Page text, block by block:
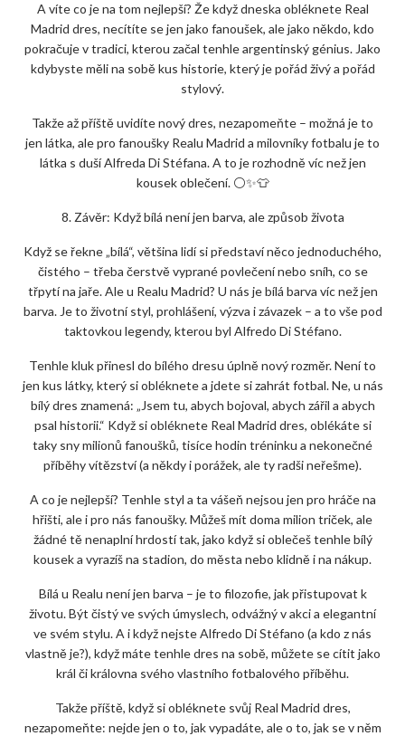
A víte co je na tom nejlepší? Že když dneska obléknete Real
Madrid dres, necítíte se jen jako fanoušek, ale jako někdo, kdo
pokračuje v tradici, kterou začal tenhle argentinský génius. Jako
kdybyste měli na sobě kus historie, který je pořád živý a pořád
stylový.
Takže až příště uvidíte nový dres, nezapomeňte – možná je to
jen látka, ale pro fanoušky Realu Madrid a milovníky fotbalu je to
látka s duší Alfreda Di Stéfana. A to je rozhodně víc než jen
kousek oblečení. ⚪✨👕
8. Závěr: Když bílá není jen barva, ale způsob života
Když se řekne „bílá“, většina lidí si představí něco jednoduchého,
čistého – třeba čerstvě vyprané povlečení nebo sníh, co se
třpytí na jaře. Ale u Realu Madrid? U nás je bílá barva víc než jen
barva. Je to životní styl, prohlášení, výzva i závazek – a to vše pod
taktovkou legendy, kterou byl Alfredo Di Stéfano.
Tenhle kluk přinesl do bílého dresu úplně nový rozměr. Není to
jen kus látky, který si obléknete a jdete si zahrát fotbal. Ne, u nás
bílý dres znamená: „Jsem tu, abych bojoval, abych zářil a abych
psal historii.“ Když si obléknete Real Madrid dres, oblékáte si
taky sny milionů fanoušků, tisíce hodin tréninku a nekonečné
příběhy vítězství (a někdy i porážek, ale ty radši neřešme).
A co je nejlepší? Tenhle styl a ta vášeň nejsou jen pro hráče na
hřišti, ale i pro nás fanoušky. Můžeš mít doma milion triček, ale
žádné tě nenaplní hrdostí tak, jako když si oblečeš tenhle bílý
kousek a vyrazíš na stadion, do města nebo klidně i na nákup.
Bílá u Realu není jen barva – je to filozofie, jak přistupovat k
životu. Být čistý ve svých úmyslech, odvážný v akci a elegantní
ve svém stylu. A i když nejste Alfredo Di Stéfano (a kdo z nás
vlastně je?), když máte tenhle dres na sobě, můžete se cítit jako
král či královna svého vlastního fotbalového příběhu.
Takže příště, když si obléknete svůj Real Madrid dres,
nezapomeňte: nejde jen o to, jak vypadáte, ale o to, jak se v něm